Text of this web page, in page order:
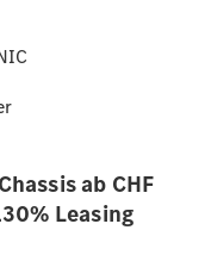
ab CHF
Leasing